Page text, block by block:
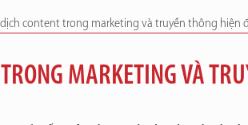
content trong marketing và truyền thông hiện
MARKETING VÀ